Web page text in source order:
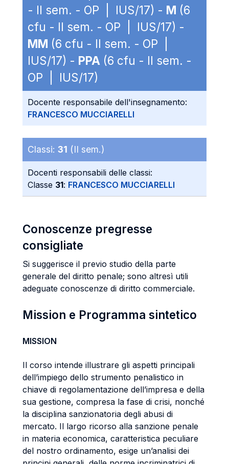
- II sem. - OP | IUS/17) - M (6
cfu - II sem. - OP | IUS/17) -
MM (6 cfu - II sem. - OP |
IUS/17) - PPA (6 cfu - II sem. -
OP | IUS/17)
Docente responsabile dell'insegnamento:
FRANCESCO MUCCIARELLI
Classi: 31 (II sem.)
Docenti responsabili delle classi:
Classe 31: FRANCESCO MUCCIARELLI
Conoscenze pregresse
consigliate
Si suggerisce il previo studio della parte
generale del diritto penale; sono altresì utili
adeguate conoscenze di diritto commerciale.
Mission e Programma sintetico
MISSION
Il corso intende illustrare gli aspetti principali
dell’impiego dello strumento penalistico in
chiave di regolamentazione dell’impresa e della
sua gestione, compresa la fase di crisi, nonché
la disciplina sanzionatoria degli abusi di
mercato. Il largo ricorso alla sanzione penale
in materia economica, caratteristica peculiare
del nostro ordinamento, esige un’analisi dei